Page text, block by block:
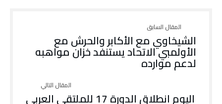
الشيخاوي مع الأكابر والحرش مع
الأولمبي الاتحاد يستنفد خزان مواهبه
لدعم موارده
اليوم انطلاق الدورة 17 للملتقى العربي